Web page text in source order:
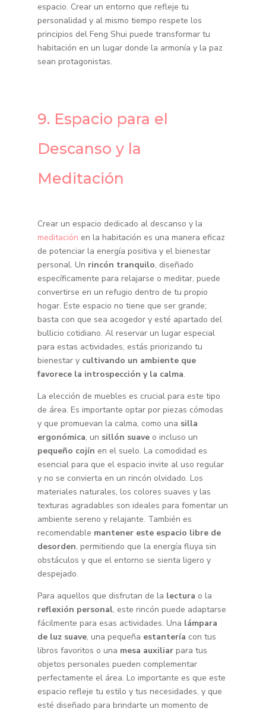
espacio. Crear un entorno que refleje tu
personalidad y al mismo tiempo respete los
principios del Feng Shui puede transformar tu
habitación en un lugar donde la armonía y la paz
sean protagonistas.
9. Espacio para el
Descanso y la
Meditación
Crear un espacio dedicado al descanso y la
meditación en la habitación es una manera eficaz
de potenciar la energía positiva y el bienestar
personal. Un rincón tranquilo, diseñado
específicamente para relajarse o meditar, puede
convertirse en un refugio dentro de tu propio
hogar. Este espacio no tiene que ser grande;
basta con que sea acogedor y esté apartado del
bullicio cotidiano. Al reservar un lugar especial
para estas actividades, estás priorizando tu
bienestar y cultivando un ambiente que
favorece la introspección y la calma.
La elección de muebles es crucial para este tipo
de área. Es importante optar por piezas cómodas
y que promuevan la calma, como una silla
ergonómica, un sillón suaveo incluso un
pequeño cojín en el suelo. La comodidad es
esencial para que el espacio invite al uso regular
y no se convierta en un rincón olvidado. Los
materiales naturales, los colores suaves y las
texturas agradables son ideales para fomentar un
ambiente sereno y relajante. También es
recomendable mantener este espacio libre de
desorden, permitiendo que la energía fluya sin
obstáculos y que el entorno se sienta ligero y
despejado.
Para aquellos que disfrutan de la lectura o la
reflexión personal, este rincón puede adaptarse
fácilmente para esas actividades. Una lámpara
de luz suave, una pequeña estantería con tus
libros favoritos o una mesa auxiliarpara tus
objetos personales pueden complementar
perfectamente el área. Lo importante es que este
espacio refleje tu estilo y tus necesidades, y que
esté diseñado para brindarte un momento de